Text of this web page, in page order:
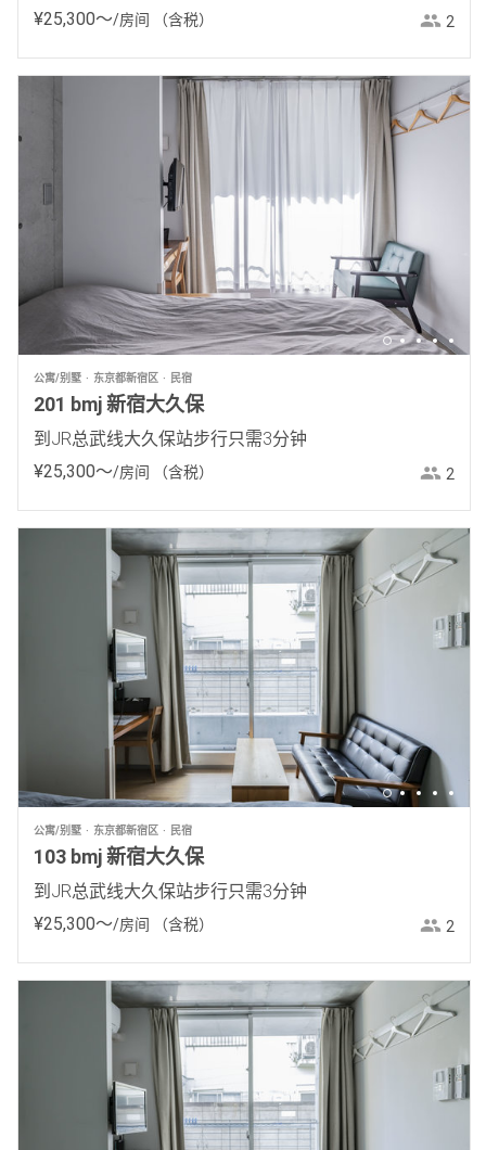
¥25,300〜/房间 （含税） 2
公寓/别墅 东京都新宿区 民宿
201 bmj 新宿大久保
到JR总武线大久保站步行只需3分钟
¥25,300〜/房间 （含税） 2
公寓/别墅 东京都新宿区 民宿
103 bmj 新宿大久保
到JR总武线大久保站步行只需3分钟
¥25,300〜/房间 （含税） 2